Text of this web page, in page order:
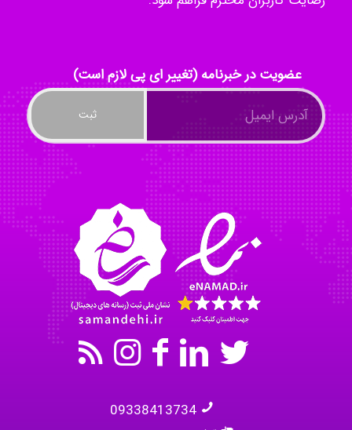
Tavan
akhtar shahsavandi
kimiya zirakpoor
عضویت در خبرنامه (تغییر ای پی لازم است)
09338413734